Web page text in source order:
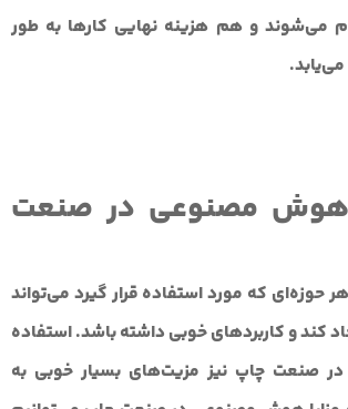
می‌شوند و هم هزینه نهایی کارها به طور
مصنوعی در صنعت
که مورد استفاده قرار گیرد می‌تواند
کند و کاربردهای خوبی داشته باشد. استفاده
صنعت چاپ نیز مزیت‌های بسیار خوبی به